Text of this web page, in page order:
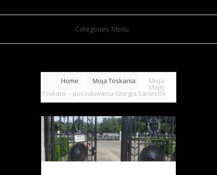
Categories Menu
Home Moja Toskania Misja
Mojej
Toskanii – poszukiwania Giorgia Sarteschi